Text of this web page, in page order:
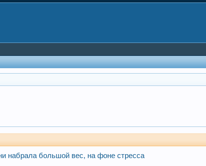
набрала большой вес, на фоне стресса